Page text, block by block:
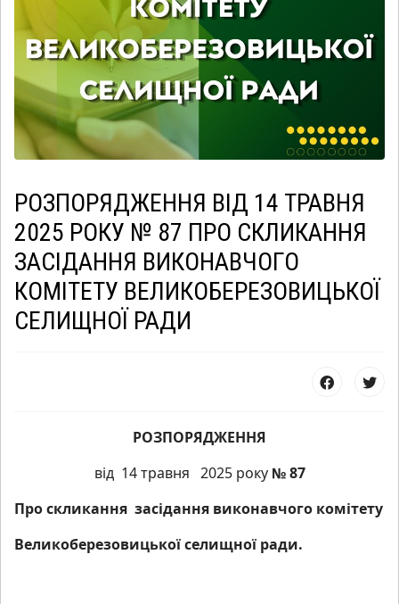
РОЗПОРЯДЖЕННЯ ВІД 14 ТРАВНЯ
2025 РОКУ № 87 ПРО СКЛИКАННЯ
ЗАСІДАННЯ ВИКОНАВЧОГО
КОМІТЕТУ ВЕЛИКОБЕРЕЗОВИЦЬКОЇ
СЕЛИЩНОЇ РАДИ
РОЗПОРЯДЖЕННЯ
від 14 травня 2025 року № 87
Про скликання засідання виконавчого комітету
Великоберезовицької селищної ради.